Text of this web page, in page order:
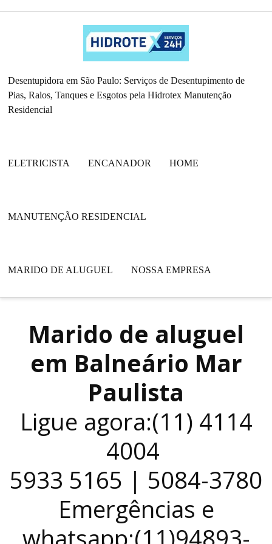
Desentupidora em São Paulo: Serviços de Desentupimento de
Pias, Ralos, Tanques e Esgotos pela Hidrotex Manutenção
Residencial
ELETRICISTA ENCANADOR HOME
MANUTENÇÃO RESIDENCIAL
MARIDO DE ALUGUEL NOSSA EMPRESA
Marido de aluguel
em Balneário Mar
Paulista
Ligue agora:(11) 4114
4004
5933 5165 | 5084-3780
Emergências e